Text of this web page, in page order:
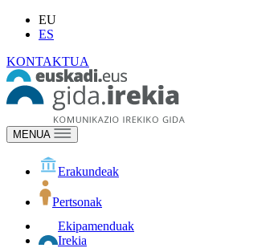
EU
ES
KONTAKTUA
MENUA
Erakundeak
Pertsonak
Ekipamenduak
Irekia